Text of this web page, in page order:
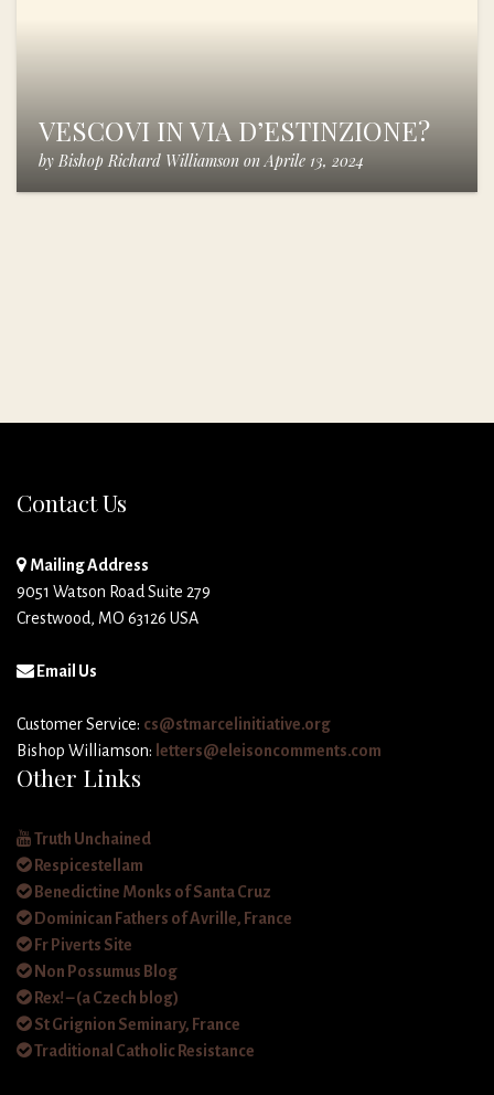
VESCOVI IN VIA D’ESTINZIONE?
by Bishop Richard Williamson onAprile 13, 2024
Contact Us
Mailing Address
9051 Watson Road Suite 279
Crestwood, MO 63126 USA
Email Us
Customer Service: cs@stmarcelinitiative.org
Bishop Williamson: letters@eleisoncomments.com
Other Links
Truth Unchained
Respicestellam
Benedictine Monks of Santa Cruz
Dominican Fathers of Avrille, France
Fr Piverts Site
Non Possumus Blog
Rex! – (a Czech blog)
St Grignion Seminary, France
Traditional Catholic Resistance